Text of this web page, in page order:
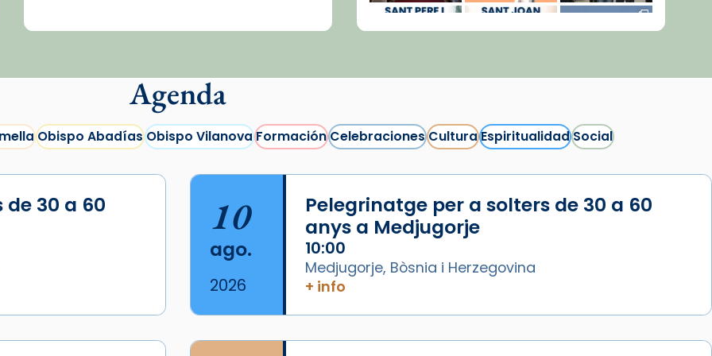
Cargar más...
Agenda
Obispo AbadíasObispo VilanovaFormaciónCelebracionesCulturaEspiritualidadSocial
30 a 60
10
ago.
2026
Pelegrinatge per a solters de 30 a 60
anys a Medjugorje
10:00
Medjugorje, Bòsnia i Herzegovina
+ info